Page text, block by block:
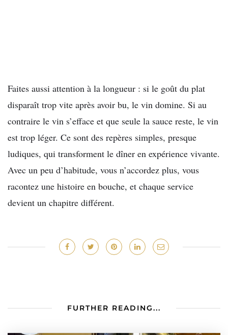
Faites aussi attention à la longueur : si le goût du plat
disparaît trop vite après avoir bu, le vin domine. Si au
contraire le vin s’efface et que seule la sauce reste, le vin
est trop léger. Ce sont des repères simples, presque
ludiques, qui transforment le dîner en expérience vivante.
Avec un peu d’habitude, vous n’accordez plus, vous
racontez une histoire en bouche, et chaque service
devient un chapitre différent.
FURTHER READING...